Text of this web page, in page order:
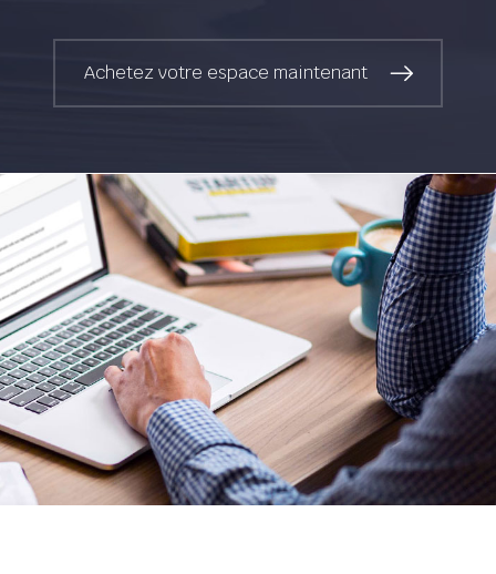
Achetez votre espace maintenant